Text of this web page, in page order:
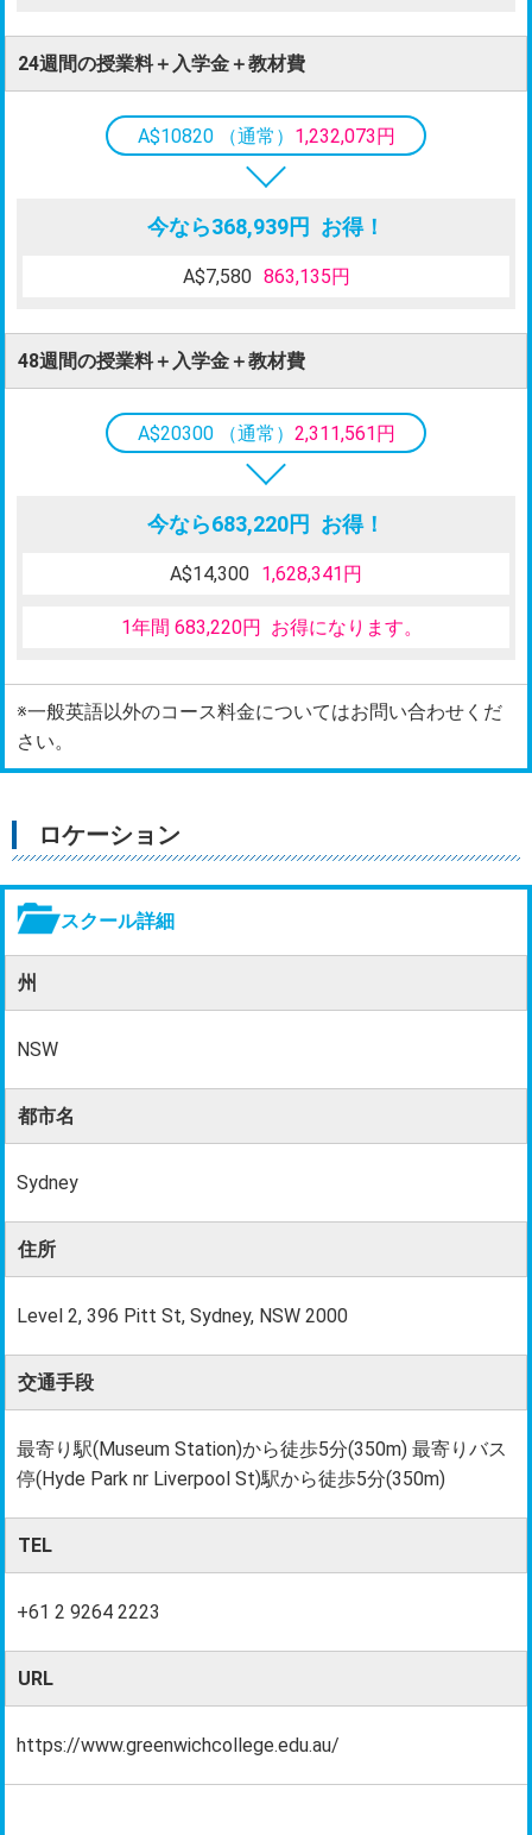
24週間の授業料＋入学金＋教材費
A$10820 （通常） 1,232,073円
今なら368,939円 お得！
A$7,580 863,135円
48週間の授業料＋入学金＋教材費
A$20300 （通常） 2,311,561円
今なら683,220円 お得！
A$14,300 1,628,341円
1年間 683,220円 お得になります。
※一般英語以外のコース料金についてはお問い合わせくだ
さい。
ロケーション
スクール詳細
州
NSW
都市名
Sydney
住所
Level 2, 396 Pitt St, Sydney, NSW 2000
交通手段
最寄り駅(Museum Station)から徒歩5分(350m) 最寄りバス
停(Hyde Park nr Liverpool St)駅から徒歩5分(350m)
TEL
+61 2 9264 2223
URL
https://www.greenwichcollege.edu.au/